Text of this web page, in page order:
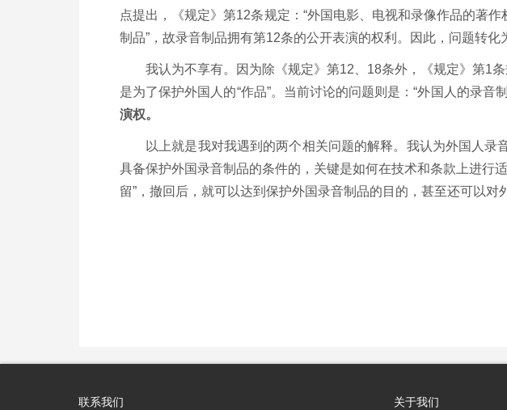
点提出，《规定》第12条规定：“外国电影、电视和录像作品的著
制品”，故录音制品拥有第12条的公开表演的权利。因此，问题转
我认为不享有。因为除《规定》第12、18条外，《规定》第1
是为了保护外国人的“作品”。当前讨论的问题则是：“外国人的录音
演权。
以上就是我对我遇到的两个相关问题的解释。我认为外国人
具备保护外国录音制品的条件的，关键是如何在技术和条款上进行
留”，撤回后，就可以达到保护外国录音制品的目的，甚至还可以对
联系我们 关于我们